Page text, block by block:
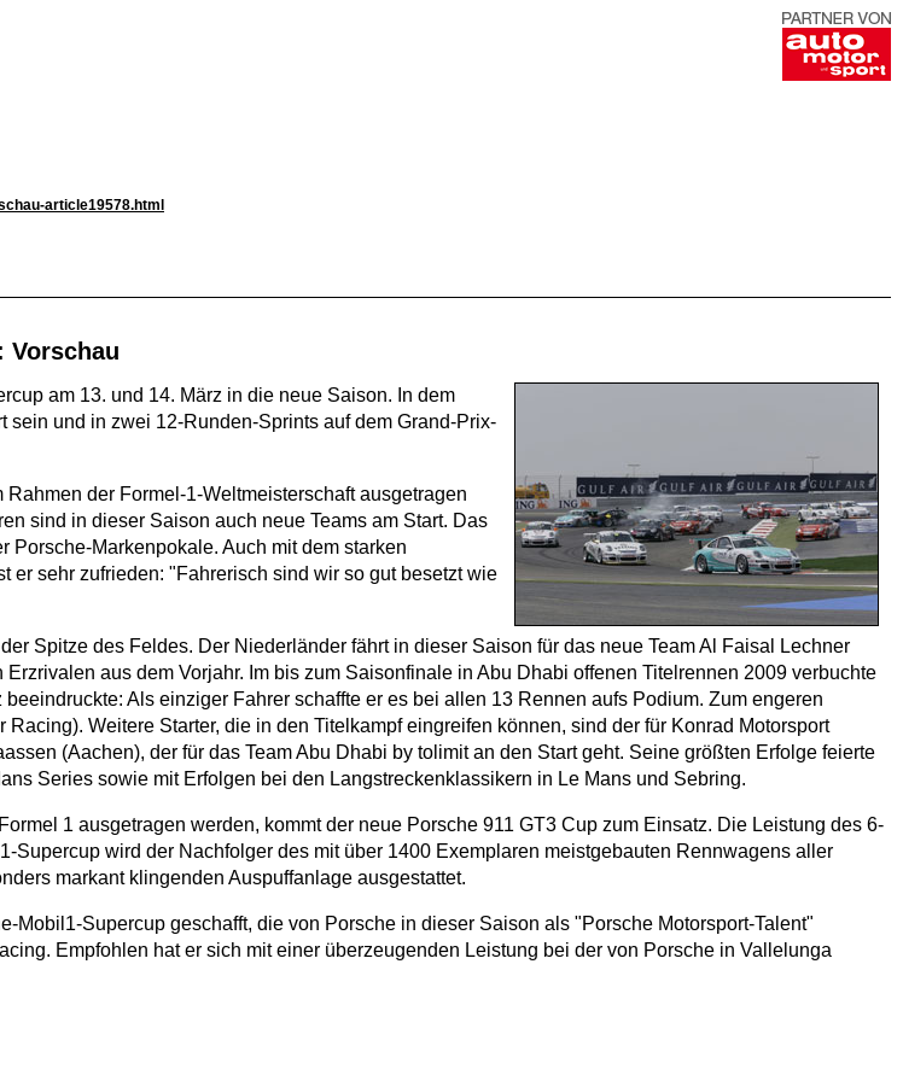
article19578.html
Vorschau
am 13. und 14. März in die neue Saison. In dem
und in zwei 12-Runden-Sprints auf dem Grand-Prix-
der Formel-1-Weltmeisterschaft ausgetragen
sind in dieser Saison auch neue Teams am Start. Das
Porsche-Markenpokale. Auch mit dem starken
er sehr zufrieden: "Fahrerisch sind wir so gut besetzt wie
Spitze des Feldes. Der Niederländer fährt in dieser Saison für das neue Team Al Faisal Lechner
aus dem Vorjahr. Im bis zum Saisonfinale in Abu Dhabi offenen Titelrennen 2009 verbuchte
Als einziger Fahrer schaffte er es bei allen 13 Rennen aufs Podium. Zum engeren
Weitere Starter, die in den Titelkampf eingreifen können, sind der für Konrad Motorsport
(Aachen), der für das Team Abu Dhabi by tolimit an den Start geht. Seine größten Erfolge feierte
Series sowie mit Erfolgen bei den Langstreckenklassikern in Le Mans und Sebring.
1 ausgetragen werden, kommt der neue Porsche 911 GT3 Cup zum Einsatz. Die Leistung des 6-
wird der Nachfolger des mit über 1400 Exemplaren meistgebauten Rennwagens aller
markant klingenden Auspuffanlage ausgestattet.
Supercup geschafft, die von Porsche in dieser Saison als "Porsche Motorsport-Talent"
Empfohlen hat er sich mit einer überzeugenden Leistung bei der von Porsche in Vallelunga